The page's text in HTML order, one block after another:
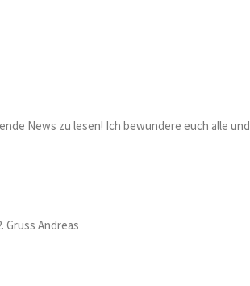
News zu lesen! Ich bewundere euch alle und
Gruss Andreas